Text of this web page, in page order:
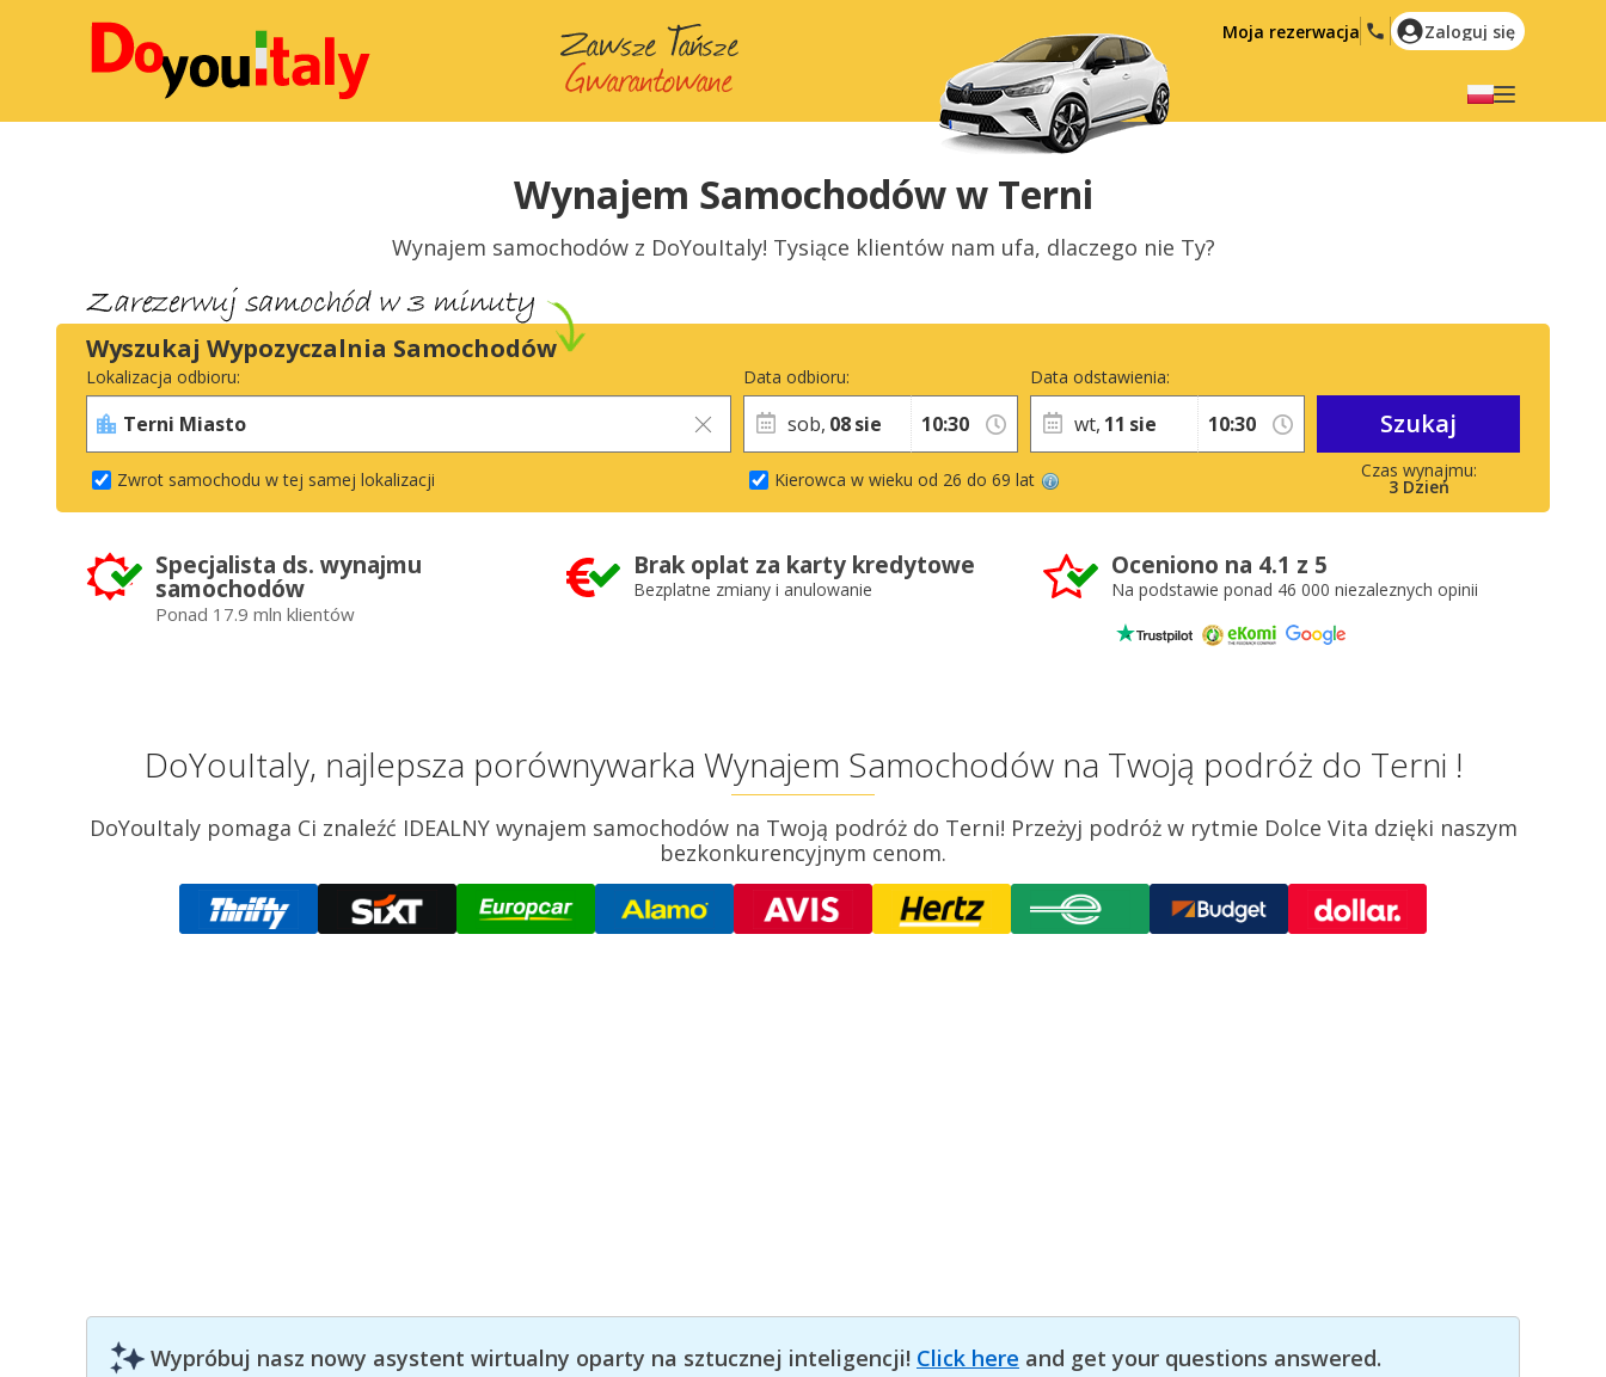
Moja rezerwacja Zaloguj się
Italiano
Русский
Hrvatski
Wynajem Samochodów w Terni
Wynajem samochodów z DoYouItaly! Tysiące klientów nam ufa, dlaczego nie Ty?
Wyszukaj Wypozyczalnia Samochodów
Lokalizacja odbioru:
Zwrot samochodu w tej samej lokalizacji
Data odbioru:
sob, 08sie
3 Dzień
Data odstawienia:
wt, 11 sie
Kierowca w wieku od 26 do 69 lat
Szukaj
Specjalista ds. wynajmu
samochodów
Ponad 17.9 mln klientów
Brak oplat za karty kredytowe
Bezplatne zmiany i anulowanie
Oceniono na 4.1 z 5
Na podstawie ponad 46 000 niezaleznych opinii
DoYouItaly, najlepsza porównywarka Wynajem Samochodów na Twoją podróż do Terni !
DoYouItaly pomaga Ci znaleźć IDEALNY wynajem samochodów na Twoją podróż do Terni! Przeżyj podróż w rytmie Dolce Vita dzięki naszym
bezkonkurencyjnym cenom.
Wypróbuj nasz nowy asystent wirtualny oparty na sztucznej inteligencji! Click here and get your questions answered.